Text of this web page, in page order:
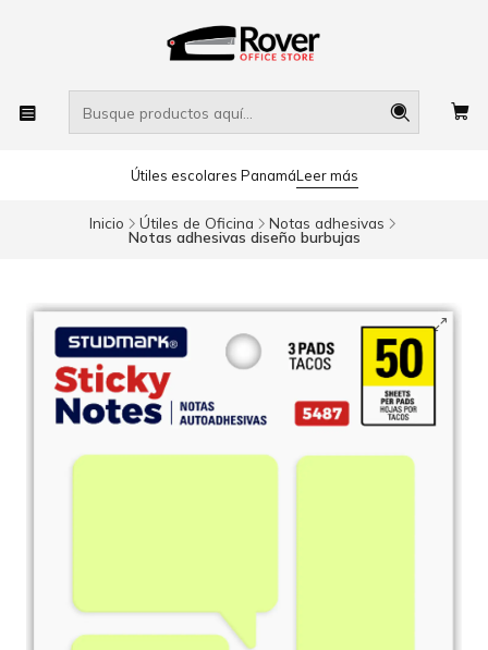
Útiles escolares PanamáLeer más
Inicio Útiles de Oficina Notas adhesivas
Notas adhesivas diseño burbujas